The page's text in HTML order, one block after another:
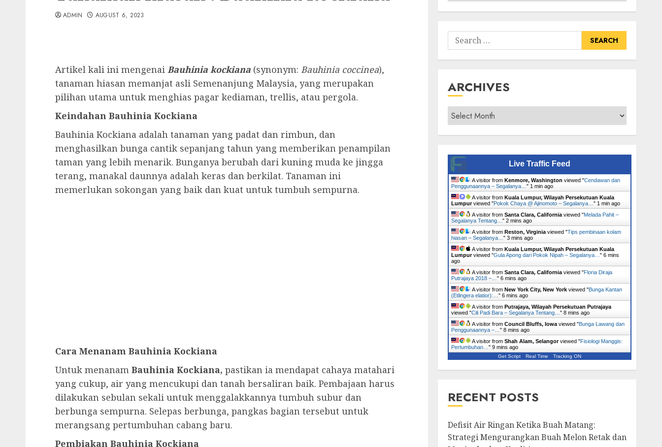
ADMIN AUGUST 6, 2023
Artikel kali ini mengenai Bauhinia kockiana (synonym: Bauhinia coccinea),
tanaman hiasan memanjat asli Semenanjung Malaysia, yang merupakan
pilihan utama untuk menghias pagar kediaman, trellis, atau pergola.
Keindahan Bauhinia Kockiana
Bauhinia Kockiana adalah tanaman yang padat dan rimbun, dan
menghasilkan bunga cantik sepanjang tahun yang memberikan penampilan
taman yang lebih menarik. Bunganya berubah dari kuning muda ke jingga
terang, manakal daunnya adalah keras dan berkilat. Tanaman ini
memerlukan sokongan yang baik dan kuat untuk tumbuh sempurna.
Cara Menanam Bauhinia Kockiana
Untuk menanam Bauhinia Kockiana, pastikan ia mendapat cahaya matahari
yang cukup, air yang mencukupi dan tanah bersaliran baik. Pembajaan harus
dilakukan sebulan sekali untuk menggalakkannya tumbuh subur dan
berbunga sempurna. Selepas berbunga, pangkas bagian tersebut untuk
merangsang pertumbuhan cabang baru.
Pembiakan Bauhinia Kockiana
Tumbuhan
Search
for:
ARCHIVES
Archives
Live Traffic Feed
A visitor from Kenmore, Washington viewed "Cendawan dan
Penggunaannya – Segalanya… " 1 min ago
A visitor from Kuala Lumpur, Wilayah Persekutuan Kuala
Lumpurviewed "Pokok Chaya @ Ajinomoto – Segalanya… " 1 min ago
A visitor from Santa Clara, Californiaviewed "Melada Pahit –
Segalanya Tentang… " 2 mins ago
A visitor from Reston, Virginiaviewed "Tips pembinaan kolam
hiasan – Segalanya… " 3 mins ago
A visitor from Kuala Lumpur, Wilayah Persekutuan Kuala
Lumpurviewed "Gula Apong dari Pokok Nipah – Segalanya… " 6 mins
ago
A visitor from Santa Clara, Californiaviewed "Floria Diraja
Putrajaya 2018 –… " 6 mins ago
A visitor from New York City, New Yorkviewed "Bunga Kantan
(Etlingera elatior):… " 6 mins ago
A visitor from Putrajaya, Wilayah Persekutuan Putrajaya
viewed "Cili Padi Bara – Segalanya Tentang… " 8 mins ago
A visitor from Council Bluffs, Iowaviewed "Bunga Lawang dan
Penggunaannya –… " 8 mins ago
A visitor from Shah Alam, Selangorviewed "Fisiologi Manggis:
Pertumbuhan… " 9 mins ago
Get Script Real Time Tracking ON
RECENT POSTS
Defisit Air Ringan Ketika Buah Matang:
Strategi Mengurangkan Buah Melon Retak dan